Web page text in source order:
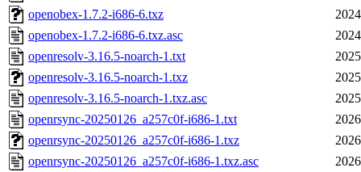
openobex-1.7.2-i686-6.txz
openobex-1.7.2-i686-6.txz.asc
openresolv-3.16.5-noarch-1.txt
openresolv-3.16.5-noarch-1.txz
openresolv-3.16.5-noarch-1.txz.asc
openrsync-20250126_a257c0f-i686-1.txt
openrsync-20250126_a257c0f-i686-1.txz
openrsync-20250126_a257c0f-i686-1.txz.asc